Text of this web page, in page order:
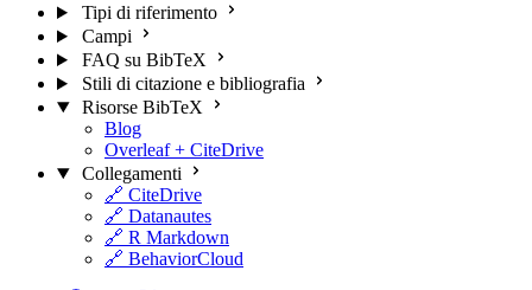
Tipi di riferimento
Campi
FAQ su BibTeX
Stili di citazione e bibliografia
Risorse BibTeX
Blog
Overleaf + CiteDrive
Collegamenti
🔗 CiteDrive
🔗 Datanautes
🔗 R Markdown
🔗 BehaviorCloud